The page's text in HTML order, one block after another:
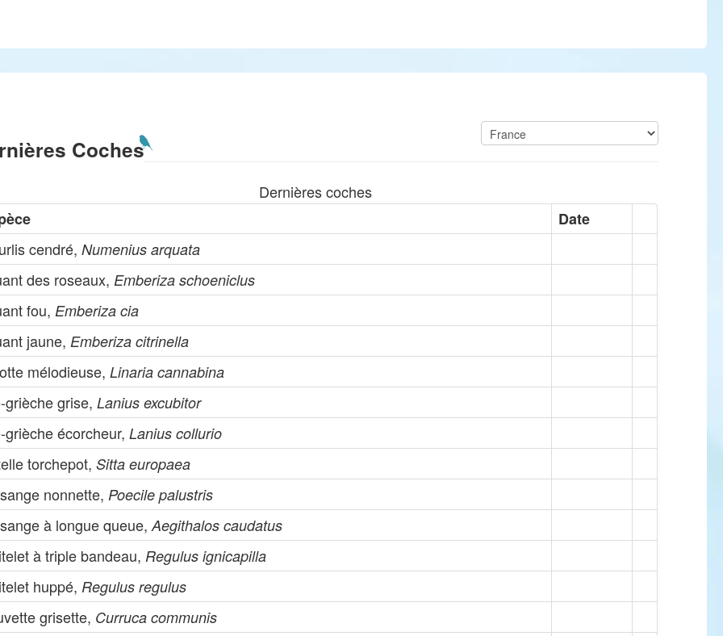
Coches
Dernières coches
Date
cendré,Numenius arquata
des roseaux, Emberiza schoeniclus
fou, Emberiza cia
jaune, Emberiza citrinella
mélodieuse,Linaria cannabina
grièche grise,Lanius excubitor
grièche écorcheur,Lanius collurio
torchepot,Sitta europaea
nonnette, Poecile palustris
à longue queue,Aegithalos caudatus
à triple bandeau, Regulus ignicapilla
huppé, Regulus regulus
grisette, Curruca communis